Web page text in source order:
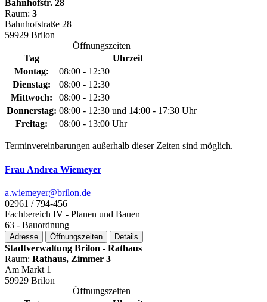
Bahnhofstr. 28
Raum: 3
Bahnhofstraße 28
59929 Brilon
Öffnungszeiten
Tag
Uhrzeit
Montag:
08:00 - 12:30
Dienstag:
08:00 - 12:30
Mittwoch:
08:00 - 12:30
Donnerstag: 08:00 - 12:30 und 14:00 - 17:30 Uhr
Freitag:
08:00 - 13:00 Uhr
Terminvereinbarungen außerhalb dieser Zeiten sind möglich.
Frau Andrea Wiemeyer
a.wiemeyer@­brilon.de
02961 / 794-456
Fachbereich IV - Planen und Bauen
63 - Bauordnung
Adresse Öffnungszeiten Details
Stadtverwaltung Brilon - Rathaus
Raum: Rathaus, Zimmer 3
Am Markt 1
59929 Brilon
Öffnungszeiten